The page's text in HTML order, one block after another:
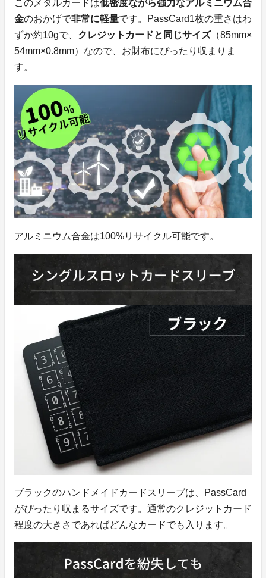
このメタルカードは低密度ながら強力なアルミニウム合
金のおかげで非常に軽量です。PassCard1枚の重さはわ
ずか約10gで、 クレジットカードと同じサイズ（85mm×
54mm×0.8mm）なので、お財布にぴったり収まりま
す。
アルミニウム合金は100%リサイクル可能です。
ブラックのハンドメイドカードスリーブは、PassCard
がぴったり収まるサイズです。通常のクレジットカード
程度の大きさであればどんなカードでも入ります。